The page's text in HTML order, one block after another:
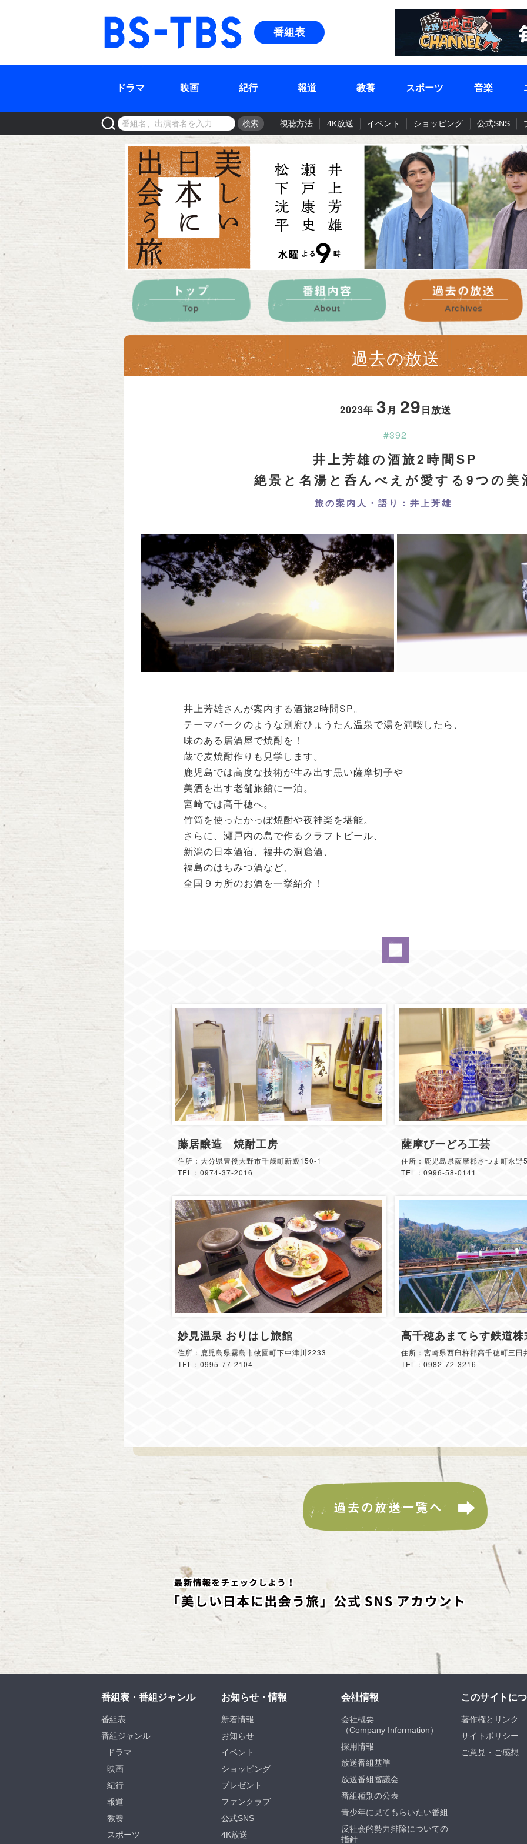
BS-TBS
番組表
ドラマ 映画 紀行 報道 教養 スポーツ 音楽
検索 視聴方法 4K放送 イベント ショッピング 公式SNS
過去の放送
2023年 3月 29日放送
#392
井上芳雄の酒旅2時間SP
絶景と名湯と呑んべえが愛する9つの美
旅の案内人・語り：井上芳雄
井上芳雄さんが案内する酒旅2時間SP。
テーマパークのような別府ひょうたん温泉で湯を満喫したら、
味のある居酒屋で焼酎を！
蔵で麦焼酎作りも見学します。
鹿児島では高度な技術が生み出す黒い薩摩切子や
美酒を出す老舗旅館に一泊。
宮崎では高千穂へ。
竹筒を使ったかっぽ焼酎や夜神楽を堪能。
さらに、瀬戸内の島で作るクラフトビール、
新潟の日本酒宿、福井の洞窟酒、
福島のはちみつ酒など、
全国９カ所のお酒を一挙紹介！
藤居醸造 焼酎工房
住所：大分県豊後大野市千歳町新殿150-1
TEL：0974-37-2016
薩摩びーどろ工芸
住所：鹿児島県薩摩郡さつま町永
TEL：0996-58-0141
妙見温泉 おりはし旅館
住所：鹿児島県霧島市牧園町下中津川2233
TEL：0995-77-2104
高千穂あまてらす鉄道
住所：宮崎県西臼杵郡高千穂町三
TEL：0982-72-3216
番組表・番組ジャンル
番組表
番組ジャンル
ドラマ
映画
紀行
報道
教養
スポーツ
お知らせ・情報
新着情報
お知らせ
イベント
ショッピング
プレゼント
ファンクラブ
公式SNS
4K放送
会社情報
会社概要
（Company Information）
採用情報
放送番組基準
放送番組審議会
番組種別の公表
青少年に見てもらいたい番組
反社会的勢力排除についての
指針
このサイトに
著作権とリンク
サイトポリシー
ご意見・ご感想